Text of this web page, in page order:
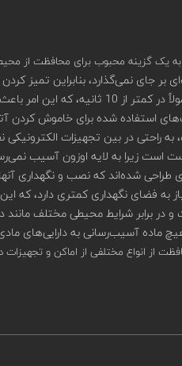
ماده آسیب‌رسانی به دارایی‌های